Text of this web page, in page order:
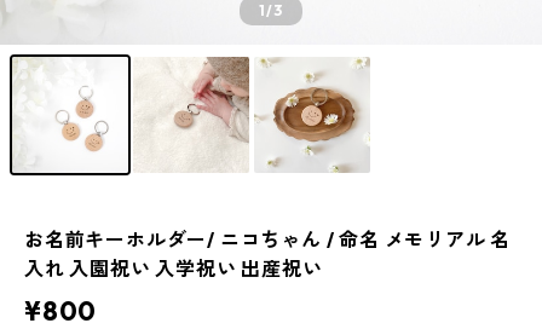
1/3
お名前キーホルダー/ ニコちゃん / 命名 メモリアル 名
入れ 入園祝い 入学祝い 出産祝い
¥800